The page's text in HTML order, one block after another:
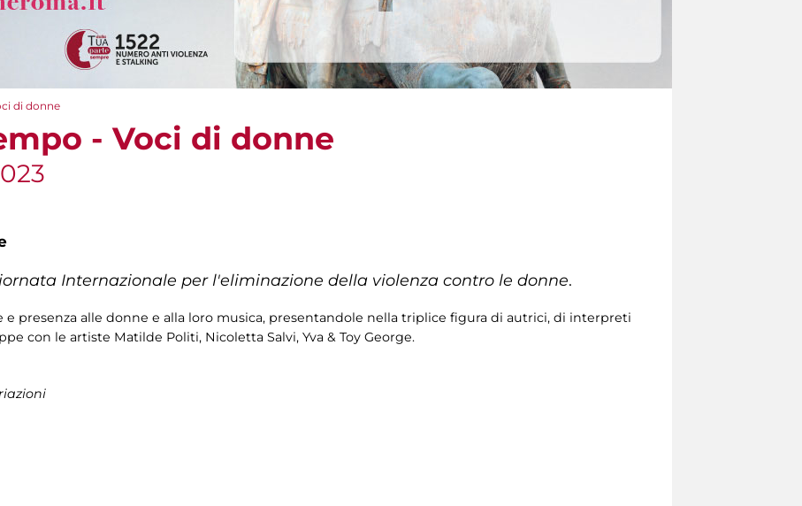
di donne
- Voci di donne
Internazionale per l'eliminazione della violenza contro le donne.
e presenza alle donne e alla loro musica, presentandole nella triplice figura di autrici, di interpreti
con le artiste Matilde Politi, Nicoletta Salvi, Yva & Toy George.